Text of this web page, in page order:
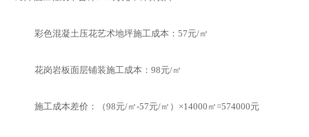
彩色混凝土压花艺术地坪施工成本：57元/㎡
花岗岩板面层铺装施工成本：98元/㎡
施工成本差价：（98元/㎡-57元/㎡ ） ×14000 ㎡=574000元